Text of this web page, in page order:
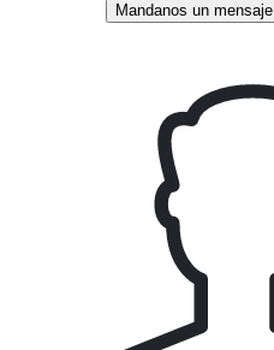
Mandanos un mensaje